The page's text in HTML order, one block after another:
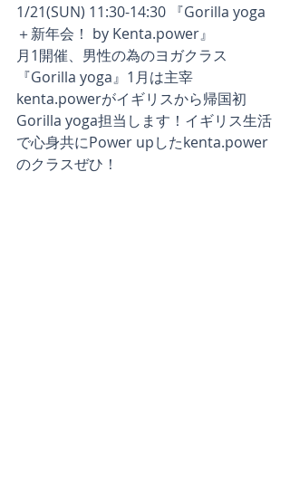
1/21(SUN) 11:30-14:30 『Gorilla yoga
＋新年会！ by Kenta.power』
月1開催、男性の為のヨガクラス
『Gorilla yoga』1月は主宰
kenta.powerがイギリスから帰国初
Gorilla yoga担当します！イギリス生活
で心身共にPower upしたkenta.power
のクラスぜひ！